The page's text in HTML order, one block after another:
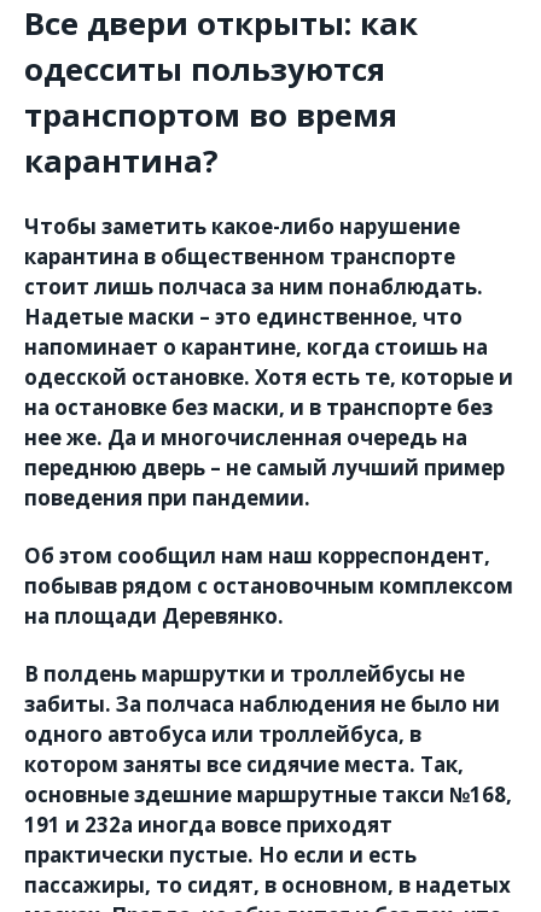
Все двери открыты: как
одесситы пользуются
транспортом во время
карантина?
Чтобы заметить какое-либо нарушение
карантина в общественном транспорте
стоит лишь полчаса за ним понаблюдать.
Надетые маски – это единственное, что
напоминает о карантине, когда стоишь на
одесской остановке. Хотя есть те, которые и
на остановке без маски, и в транспорте без
нее же. Да и многочисленная очередь на
переднюю дверь – не самый лучший пример
поведения при пандемии.
Об этом сообщил нам наш корреспондент,
побывав рядом с остановочным комплексом
на площади Деревянко.
В полдень маршрутки и троллейбусы не
забиты. За полчаса наблюдения не было ни
одного автобуса или троллейбуса, в
котором заняты все сидячие места. Так,
основные здешние маршрутные такси №168,
191 и 232а иногда вовсе приходят
практически пустые. Но если и есть
пассажиры, то сидят, в основном, в надетых